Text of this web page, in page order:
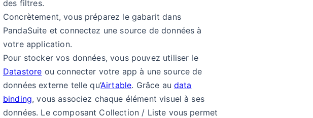
des filtres.
Concrètement, vous préparez le gabarit dans
PandaSuite et connectez une source de données à
votre application.
Pour stocker vos données, vous pouvez utiliser le
Datastore ou connecter votre app à une source de
données externe telle qu’Airtable. Grâce audata
binding, vous associez chaque élément visuel à ses
données. Le composant Collection / Liste vous permet